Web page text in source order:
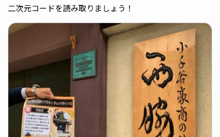
二次元コードを読み取りましょう！